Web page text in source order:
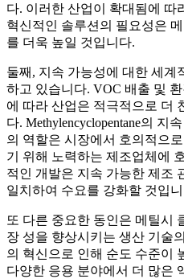
다. 이러한 산업이 확대됨에 따
혁신적인 솔루션의 필요성은
를 더욱 높일 것입니다.
둘째, 지속 가능성에 대한 세계
하고 있습니다. VOC 배출 및
에 따라 산업은 적극적으로 더
다. Methylencyclopentane의 지
의 역할은 시장에서 호의적으
기 위해 노력하는 제조업체에
적인 개발은 지속 가능한 제조
일치하여 수요를 강화할 것입
또 다른 중요한 동인은 메틸시
장 성을 향상시키는 생산 기술
의 혁신으로 인해 순도 수준이
다양한 응용 분야에서 더 많은